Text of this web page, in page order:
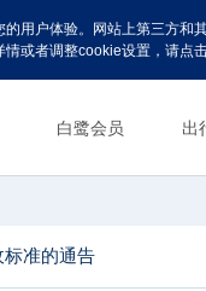
用户体验。网站上第三方
或者调整cookie设置，请点
白鹭会员 出
准的通告